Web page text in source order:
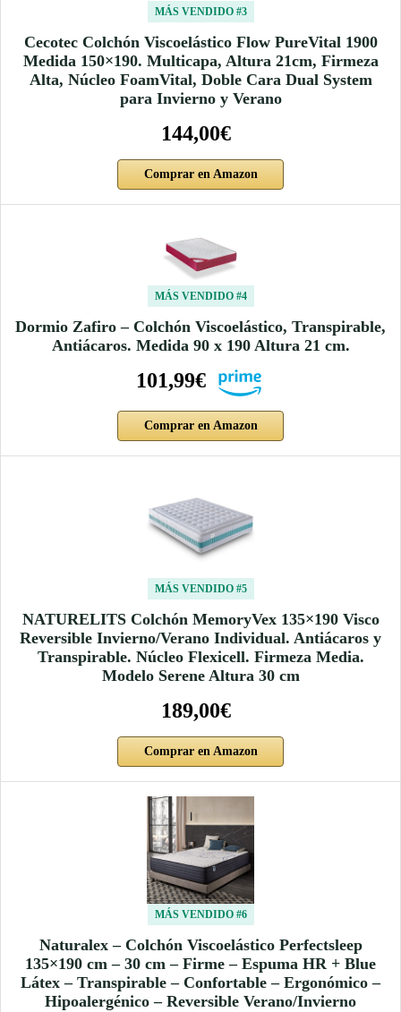
MÁS VENDIDO #3
Cecotec Colchón Viscoelástico Flow PureVital 1900
Medida 150×190. Multicapa, Altura 21cm, Firmeza
Alta, Núcleo FoamVital, Doble Cara Dual System
para Invierno y Verano
144,00€
Comprar en Amazon
MÁS VENDIDO #4
Dormio Zafiro – Colchón Viscoelástico, Transpirable,
Antiácaros. Medida 90 x 190 Altura 21 cm.
101,99€
Comprar en Amazon
MÁS VENDIDO #5
NATURELITS Colchón MemoryVex 135×190 Visco
Reversible Invierno/Verano Individual. Antiácaros y
Transpirable. Núcleo Flexicell. Firmeza Media.
Modelo Serene Altura 30 cm
189,00€
Comprar en Amazon
MÁS VENDIDO #6
Naturalex – Colchón Viscoelástico Perfectsleep
135×190 cm – 30 cm – Firme – Espuma HR + Blue
Látex – Transpirable – Confortable – Ergonómico –
Hipoalergénico – Reversible Verano/Invierno